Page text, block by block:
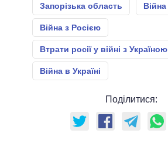
Запорізька область Війна
Війна з Росією
Втрати росії у війні з Україною
Війна в Україні
Поділитися: